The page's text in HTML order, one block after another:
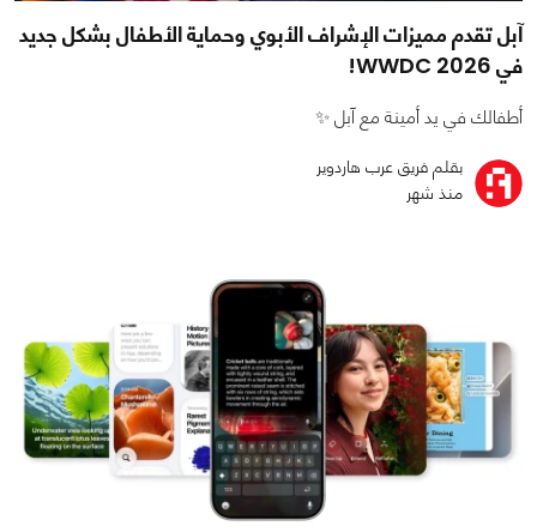
آبل تقدم مميزات الإشراف الأبوي وحماية الأطفال بشكل جديد
في WWDC 2026!
أطفالك في يد أمينة مع آبل ✨
بقلم فريق عرب هاردوير
منذ شهر